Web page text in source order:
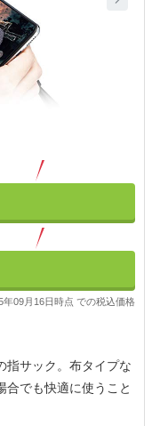
09月16日時点 での税込価格
指サック。布タイプな
合でも快適に使うこと